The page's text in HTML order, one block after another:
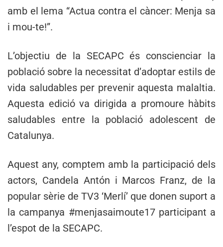
amb el lema “Actua contra el càncer: Menja sa
i mou-te!”.
L’objectiu de la SECAPC és conscienciar la
població sobre la necessitat d’adoptar estils de
vida saludables per prevenir aquesta malaltia.
Aquesta edició va dirigida a promoure hàbits
saludables entre la població adolescent de
Catalunya.
Aquest any, comptem amb la participació dels
actors, Candela Antón i Marcos Franz, de la
popular sèrie de TV3 ‘Merlí’ que donen suport a
la campanya #menjasaimoute17 participant a
l’espot de la SECAPC.